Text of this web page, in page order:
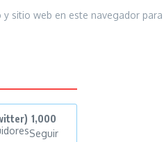
sitio web en este navegador
1,000
Seguir